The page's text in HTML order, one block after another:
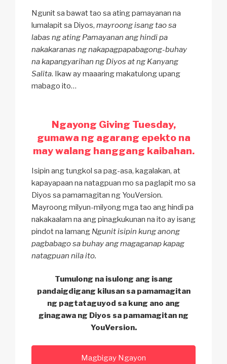
Ngunit sa bawat tao sa ating pamayanan na
lumalapit sa Diyos, mayroong isang tao sa
labas ng ating Pamayanan ang hindi pa
nakakaranas ng nakapagpapabagong-buhay
na kapangyarihan ng Diyos at ng Kanyang
Salita. Ikaw ay maaaring makatulong upang
mabago ito…
Ngayong Giving Tuesday,
gumawa ng agarang epekto na
may walang hanggang kaibahan.
Isipin ang tungkol sa pag-asa, kagalakan, at
kapayapaan na natagpuan mo sa paglapit mo sa
Diyos sa pamamagitan ng YouVersion.
Mayroong milyun-milyong mga tao ang hindi pa
nakakaalam na ang pinagkukunan na ito ay isang
pindot na lamang Ngunit isipin kung anong
pagbabago sa buhay ang magaganap kapag
natagpuan nila ito.
Tumulong na isulong ang isang
pandaigdigang kilusan sa pamamagitan
ng pagtataguyod sa kung ano ang
ginagawa ng Diyos sa pamamagitan ng
YouVersion.
Magbigay Ngayon